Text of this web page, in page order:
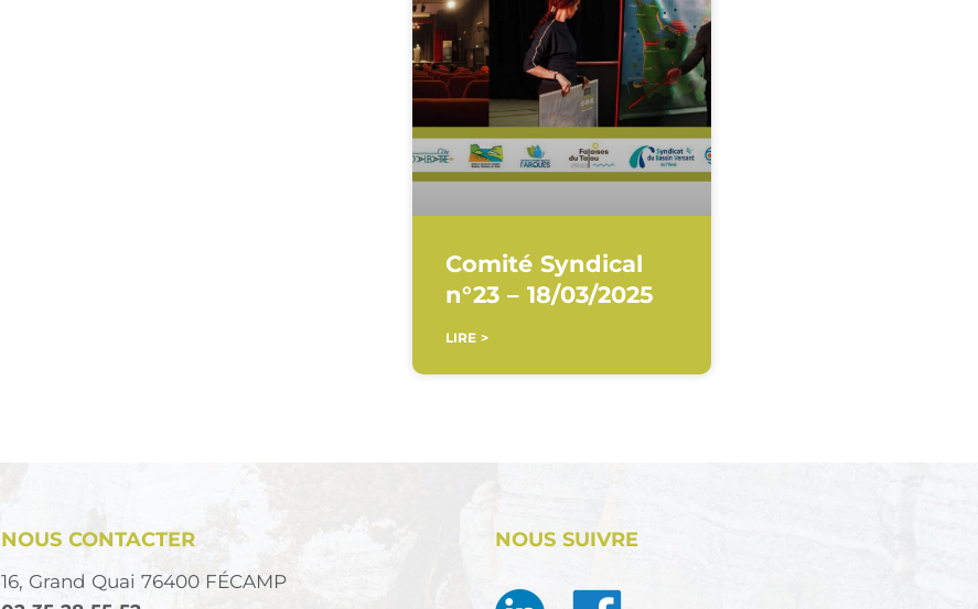
Comité Syndical
n°23 – 18/03/2025
LIRE >
NOUS CONTACTER
16, Grand Quai 76400 FÉCAMP
NOUS SUIVRE